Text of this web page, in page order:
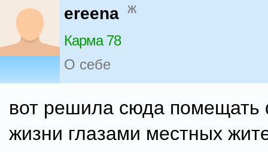
ereena ж
Карма 78
О себе
вот решила сюда помещать
жизни глазами местных